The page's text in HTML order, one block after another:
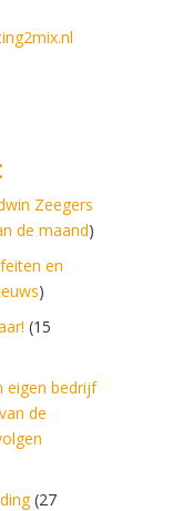
Zeegers
de maand)
en
)
(15
eigen bedrijf
de
(27